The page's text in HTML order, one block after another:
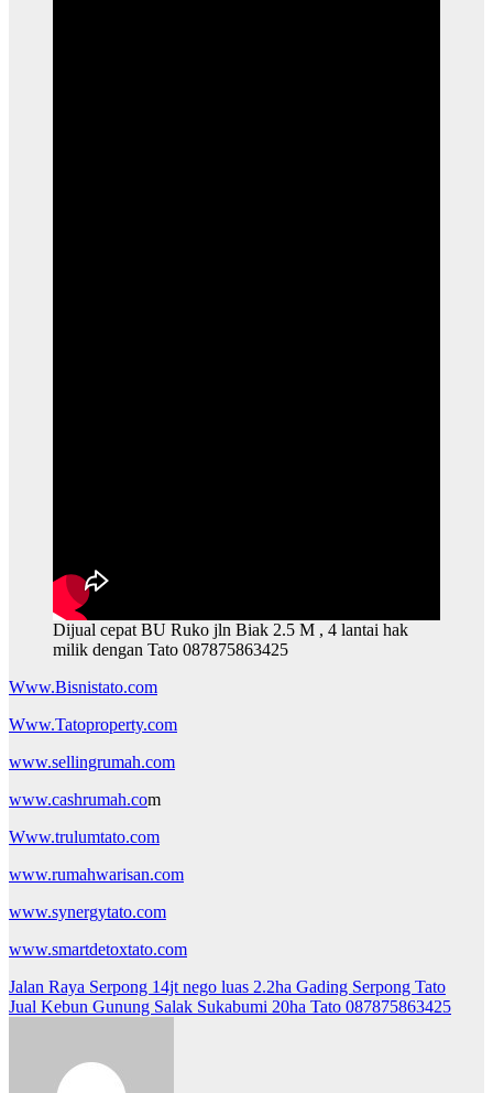
Dijual cepat BU Ruko jln Biak 2.5 M , 4 lantai hak
milik dengan Tato 087875863425
Www.Bisnistato.com
Www.Tatoproperty.com
www.sellingrumah.com
www.cashrumah.com
Www.trulumtato.com
www.rumahwarisan.com
www.synergytato.com
www.smartdetoxtato.com
Post
navigation
Jalan Raya Serpong 14jt nego luas 2.2ha Gading Serpong Tato
Jual Kebun Gunung Salak Sukabumi 20ha Tato 087875863425